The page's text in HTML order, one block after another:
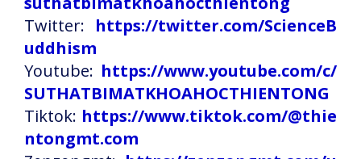
Twitter: https://twitter.com/ScienceB
uddhism
Youtube: https://www.youtube.com/c/
SUTHATBIMATKHOAHOCTHIENTONG
Tiktok: https://www.tiktok.com/@thie
ntongmt.com